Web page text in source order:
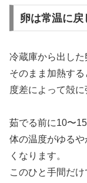
卵は常温に戻
冷蔵庫から出した
そのまま加熱す
度差によって殻に
茹でる前に10〜
体の温度がゆる
くなります。
このひと手間だ